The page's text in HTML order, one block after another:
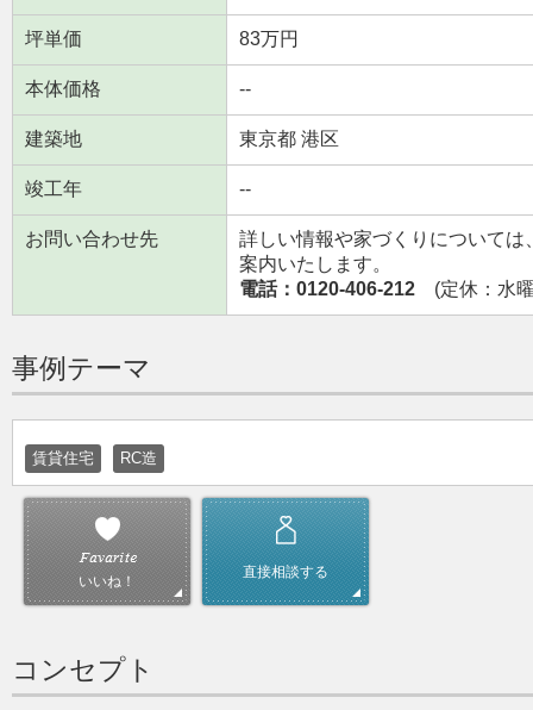
坪単価 83万円
本体価格 --
建築地 東京都 港区
竣工年 --
お問い合わせ先
詳しい情報や家づくりについて
案内いたします。
電話：0120-406-212 (定休：水
事例テーマ
賃貸住宅 RC造
いいね！
直接相談する
コンセプト